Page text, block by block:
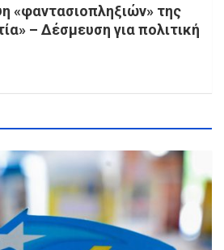
«φαντασιοπληξιών» της
– Δέσμευση για πολιτική